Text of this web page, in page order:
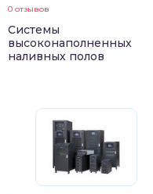
0 отзывов
Системы
высоконаполненных
наливных полов